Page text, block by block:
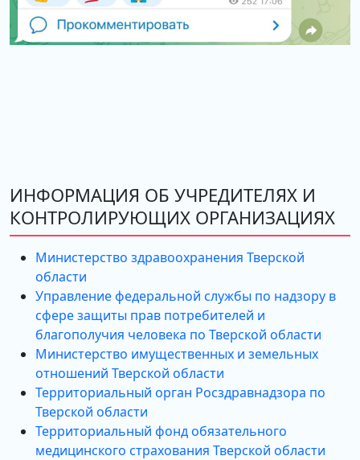
ИНФОРМАЦИЯ ОБ УЧРЕДИТЕЛЯХ И
КОНТРОЛИРУЮЩИХ ОРГАНИЗАЦИЯХ
Министерство здравоохранения Тверской
области
Управление федеральной службы по надзору в
сфере защиты прав потребителей и
благополучия человека по Тверской области
Министерство имущественных и земельных
отношений Тверской области
Территориальный орган Росздравнадзора по
Тверской области
Территориальный фонд обязательного
медицинского страхования Тверской области